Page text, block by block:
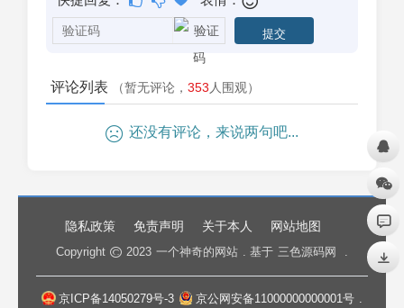
评论列表 （暂无评论， 353人围观）
还没有评论，来说两句吧...
隐私政策 免责声明 关于本人 网站地图
Copyright 2023 一个神奇的网站 . 基于 三色源码网
京ICP备14050279号-3 京公网安备11000000000001号